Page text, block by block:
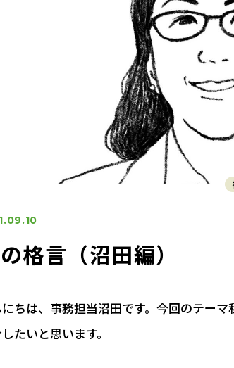
格言（沼田編）
にちは、事務担当沼田です。今回のテー
たいと思います。